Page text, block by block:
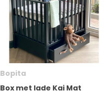
Bopita
Box met lade Kai Mat